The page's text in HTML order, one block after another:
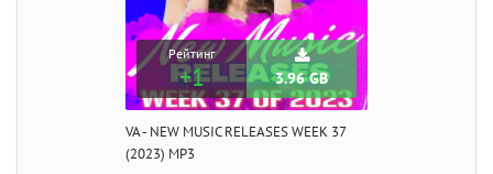
Рейтинг
+1 3.96 GB
VA - NEW MUSIC RELEASES WEEK 37
(2023) MP3